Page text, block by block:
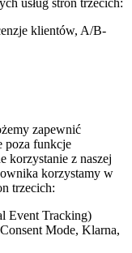
klientów, A/B-
zapewnić
poza funkcje
korzystanie z naszej
korzystamy w
trzecich:
Event Tracking)
Mode, Klarna,